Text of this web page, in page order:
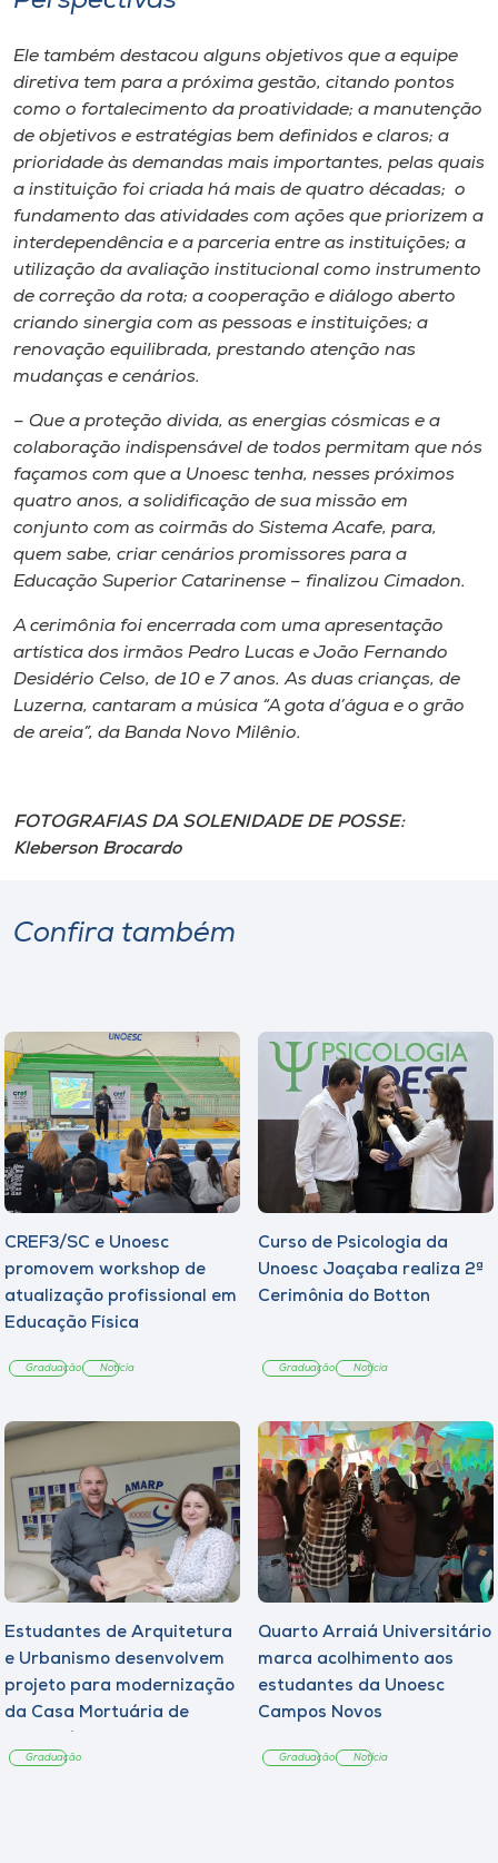
Ele também destacou alguns objetivos que a equipe
diretiva tem para a próxima gestão, citando pontos
como o fortalecimento da proatividade; a manutenção
de objetivos e estratégias bem definidos e claros; a
prioridade às demandas mais importantes, pelas quais
a instituição foi criada há mais de quatro décadas; o
fundamento das atividades com ações que priorizem a
interdependência e a parceria entre as instituições; a
utilização da avaliação institucional como instrumento
de correção da rota; a cooperação e diálogo aberto
criando sinergia com as pessoas e instituições; a
renovação equilibrada, prestando atenção nas
mudanças e cenários.
– Que a proteção divida, as energias cósmicas e a
colaboração indispensável de todos permitam que nós
façamos com que a Unoesc tenha, nesses próximos
quatro anos, a solidificação de sua missão em
conjunto com as coirmãs do Sistema Acafe, para,
quem sabe, criar cenários promissores para a
Educação Superior Catarinense – finalizou Cimadon.
A cerimônia foi encerrada com uma apresentação
artística dos irmãos Pedro Lucas e João Fernando
Desidério Celso, de 10 e 7 anos. As duas crianças, de
Luzerna, cantaram a música “A gota d’água e o grão
de areia”, da Banda Novo Milênio.
FOTOGRAFIAS DA SOLENIDADE DE POSSE:
Kleberson Brocardo
Confira também
CREF3/SC e Unoesc
promovem workshop de
atualização profissional em
Educação Física
Graduação Notícia
Curso de Psicologia da
Unoesc Joaçaba realiza 2ª
Cerimônia do Botton
Graduação Notícia
Estudantes de Arquitetura
e Urbanismo desenvolvem
projeto para modernização
da Casa Mortuária de
Graduação
Quarto Arraiá Universitário
marca acolhimento aos
estudantes da Unoesc
Campos Novos
Graduação Notícia